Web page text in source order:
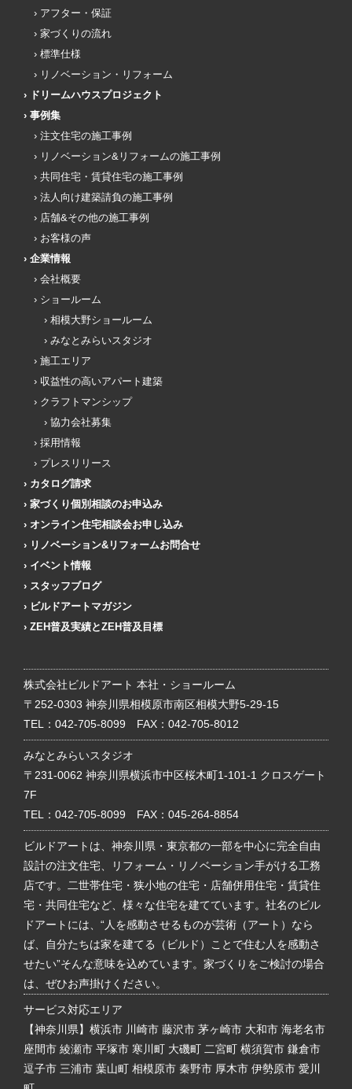
アフター・保証
家づくりの流れ
標準仕様
リノベーション・リフォーム
ドリームハウスプロジェクト
事例集
注文住宅の施工事例
リノベーション&リフォームの施工事例
共同住宅・賃貸住宅の施工事例
法人向け建築請負の施工事例
店舗&その他の施工事例
お客様の声
企業情報
会社概要
ショールーム
相模大野ショールーム
みなとみらいスタジオ
施工エリア
収益性の高いアパート建築
クラフトマンシップ
協力会社募集
採用情報
プレスリリース
カタログ請求
家づくり個別相談のお申込み
オンライン住宅相談会お申し込み
リノベーション&リフォームお問合せ
イベント情報
スタッフブログ
ビルドアートマガジン
ZEH普及実績とZEH普及目標
株式会社ビルドアート 本社・ショールーム
〒252-0303 神奈川県相模原市南区相模大野5-29-15
TEL： 042-705-8099 FAX：042-705-8012
みなとみらいスタジオ
〒231-0062 神奈川県横浜市中区桜木町1-101-1 クロスゲート
7F
TEL： 042-705-8099 FAX：045-264-8854
ビルドアートは、神奈川県・東京都の一部を中心に完全自由
設計の注文住宅、リフォーム・リノベーション手がける工務
店です。二世帯住宅・狭小地の住宅・店舗併用住宅・賃貸住
宅・共同住宅など、様々な住宅を建てています。社名のビル
ドアートには、“人を感動させるものが芸術（アート）なら
ば、自分たちは家を建てる（ビルド）ことで住む人を感動さ
せたい”そんな意味を込めています。家づくりをご検討の場合
は、ぜひお声掛けください。
サービス対応エリア
【神奈川県】横浜市 川崎市 藤沢市 茅ヶ崎市 大和市 海老名市
座間市 綾瀬市 平塚市 寒川町 大磯町 二宮町 横須賀市 鎌倉市
逗子市 三浦市 葉山町 相模原市 秦野市 厚木市 伊勢原市 愛川